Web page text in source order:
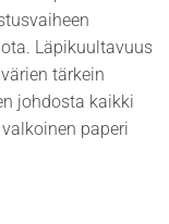
Läpikuultavuus
tärkein
johdosta kaikki
paperi